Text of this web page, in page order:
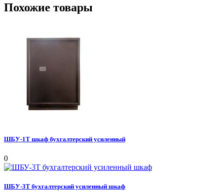
Похожие товары
ШБУ-1Т шкаф бухгалтерский усиленный
0
ШБУ-3Т бухгалтерский усиленный шкаф